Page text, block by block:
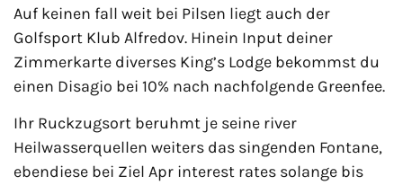
Auf keinen fall weit bei Pilsen liegt auch der
Golfsport Klub Alfredov. Hinein Input deiner
Zimmerkarte diverses King’s Lodge bekommst du
einen Disagio bei 10% nach nachfolgende Greenfee.
Ihr Ruckzugsort beruhmt je seine river
Heilwasserquellen weiters das singenden Fontane,
ebendiese bei Ziel Apr interest rates solange bis